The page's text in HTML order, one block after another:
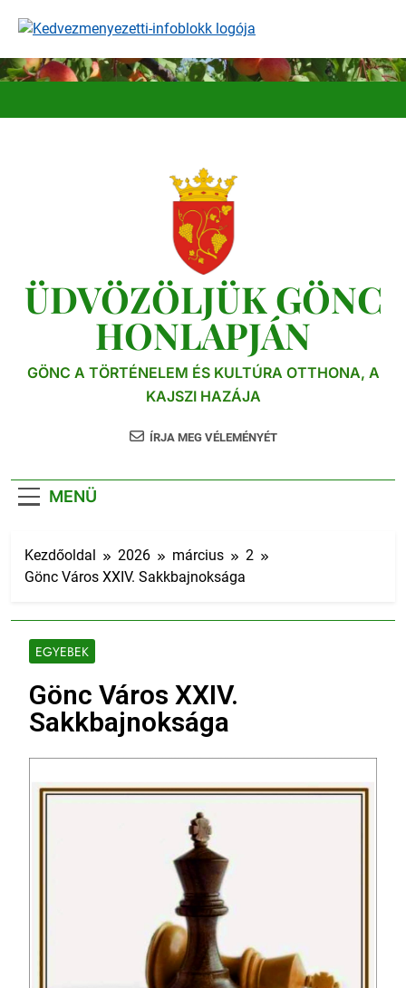
ÜDVÖZÖLJÜK GÖNC
HONLAPJÁN
GÖNC A TÖRTÉNELEM ÉS KULTÚRA OTTHONA, A
KAJSZI HAZÁJA
ÍRJA MEG VÉLEMÉNYÉT
MENÜ
Kezdőoldal 2026 március
2
Gönc Város XXIV. Sakkbajnoksága
EGYEBEK
Gönc Város XXIV.
Sakkbajnoksága